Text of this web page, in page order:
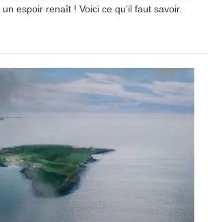
espoir renaît ! Voici ce qu'il faut savoir.